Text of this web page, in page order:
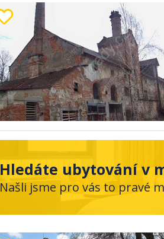
Hledáte ubytování v
Našli jsme pro vás to pravé